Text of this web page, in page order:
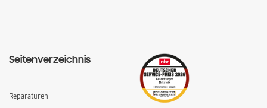
Seitenverzeichnis
Reparaturen